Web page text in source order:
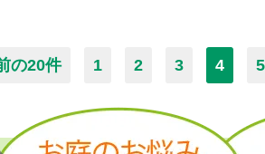
の20件 1 2 3 4 5